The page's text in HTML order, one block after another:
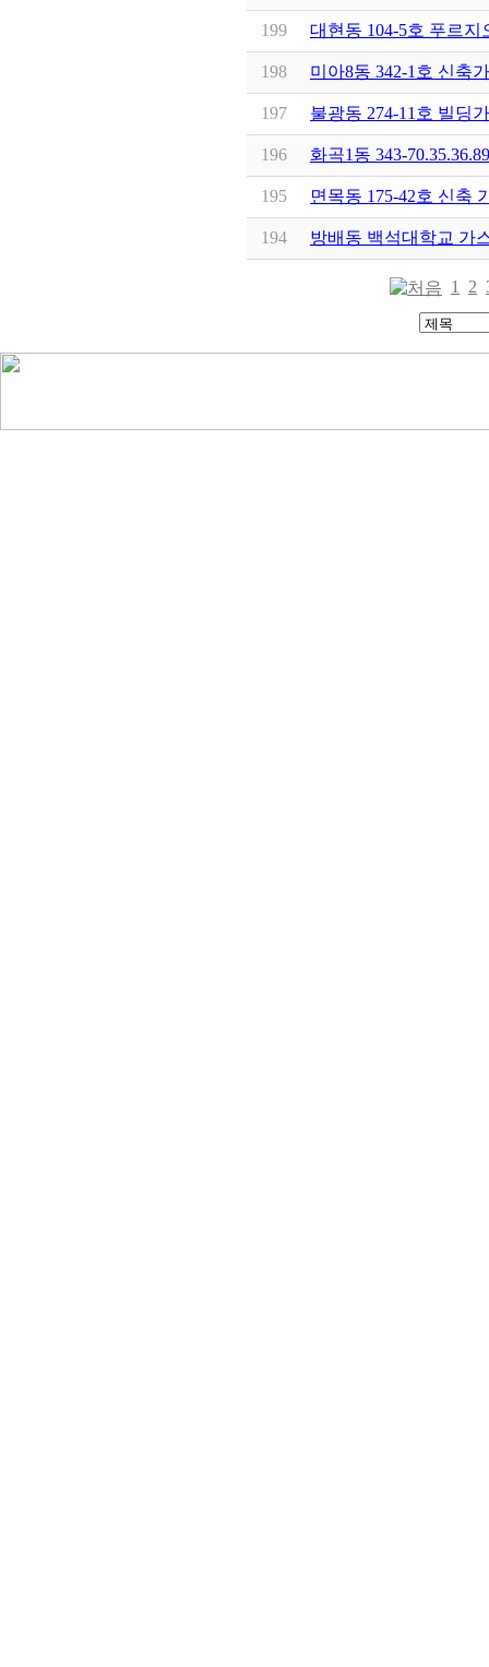
199 대현동 104-5호 푸르
198 미아8동 342-1호 신축
197 불광동 274-11호 빌딩
196 화곡1동 343-
195 면목동 175-42호 신축
194 방배동 백석대학교 가
1 2